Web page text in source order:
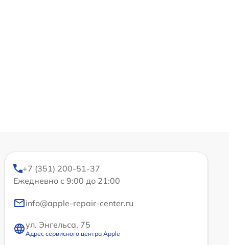
+7 (351) 200-51-37
Ежедневно с 9:00 до 21:00
info@apple-repair-center.ru
ул. Энгельса, 75
Адрес сервисного центра Apple